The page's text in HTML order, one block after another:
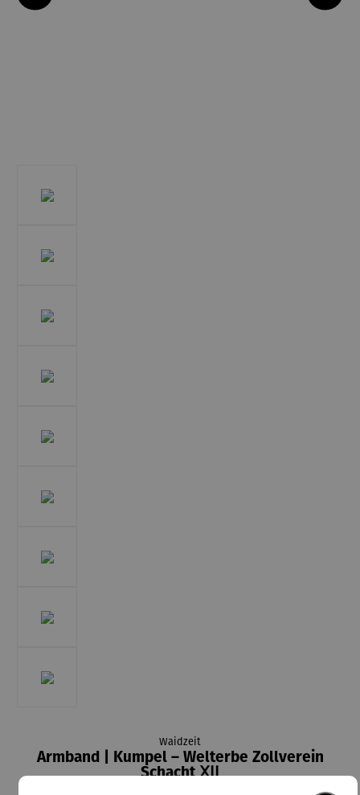
Waidzeit
Armband | Kumpel – Welterbe Zollverein
Schacht ⅩⅠⅠ